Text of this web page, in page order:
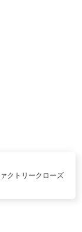
クトリークローズ